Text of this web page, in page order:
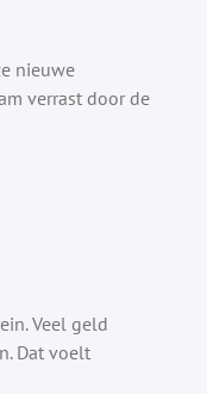
nieuwe
verrast door de
Veel geld
Dat voelt